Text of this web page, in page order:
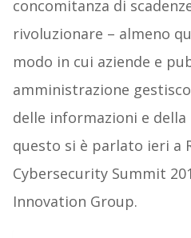
concomitanza di
rivoluzionare – almeno
modo in cui aziende e
amministrazione
delle informazioni e
questo si è parlato ieri a
Cybersecurity Summit
Innovation Group.